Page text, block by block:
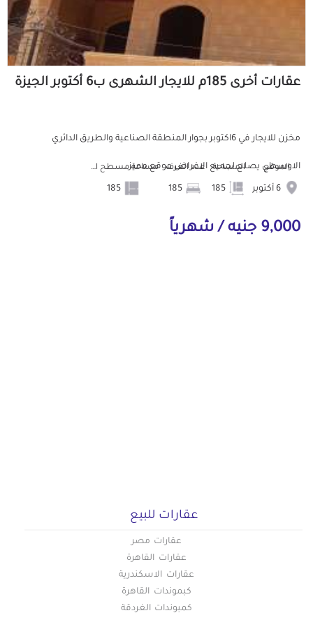
عقارات أخرى 185م للايجار الشهرى ب6 أكتوبر الجيزة
مخزن للايجار في 6اكتوبر بجوار المنطقة الصناعية والطريق الدائري
الاوسطي يصلح لجميع الاغراض موقع مميز ...
الموقع المساحة عدد الغرف مساحة مسطح البناء
9,000 جنيه / شهرياً
عقارات للبيع
عقارات مصر
عقارات القاهرة
عقارات الاسكندرية
كبموندات القاهرة
كمبوندات الغردقة